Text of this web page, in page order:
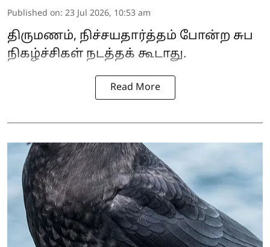
Published on: 23 Jul 2026, 10:53 am
திருமணம், நிச்சயதார்த்தம் போன்ற சுப
நிகழ்ச்சிகள் நடத்தக் கூடாது.
Read More